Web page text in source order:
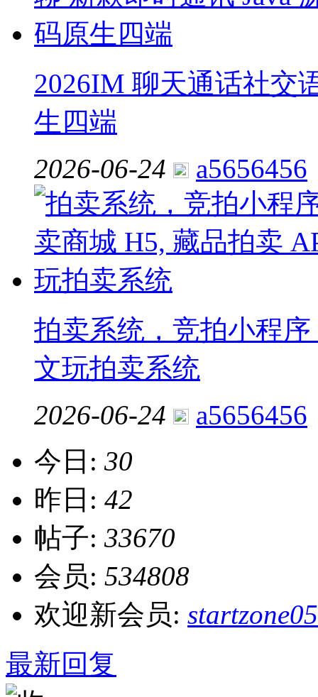
2026IM 聊天通话社交
生四端
2026-06-24
a5656456
拍卖系统，竞拍小程
文玩拍卖系统
2026-06-24
a5656456
今日: 30
昨日: 42
帖子: 33670
会员: 534808
欢迎新会员: startzone05
最新回复